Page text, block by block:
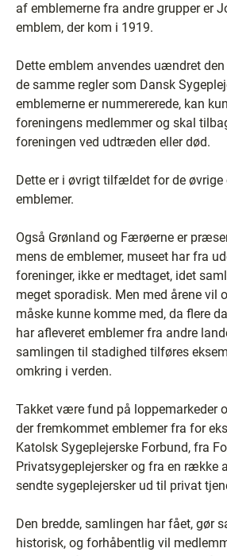
af emblemerne fra andre grupper er
emblem, der kom i 1919.
Dette emblem anvendes uændret
de samme regler som Dansk
emblemerne er nummererede, kan
foreningens medlemmer og skal
foreningen ved udtræden eller død.
Dette er i øvrigt tilfældet for de øvrige
emblemer.
Også Grønland og Færøerne er
mens de emblemer, museet har fra
foreninger, ikke er medtaget, idet
meget sporadisk. Men med årene vil
måske kunne komme med, da flere
har afleveret emblemer fra andre
samlingen til stadighed tilføres
omkring i verden.
Takket være fund på loppemarkeder
der fremkommet emblemer fra for
Katolsk Sygeplejerske Forbund, fra
Privatsygeplejersker og fra en række
sendte sygeplejersker ud til privat
Den bredde, samlingen har fået, gør
historisk, og forhåbentlig vil